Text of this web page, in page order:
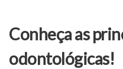
Conheça as
odontológicas!